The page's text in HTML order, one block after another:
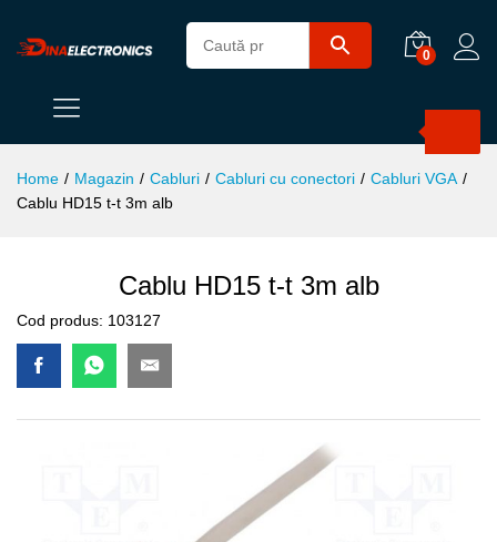
0
Home / Magazin / Cabluri / Cabluri cu conectori / Cabluri VGA /
Cablu HD15 t-t 3m alb
Cablu HD15 t-t 3m alb
Cod produs: 103127